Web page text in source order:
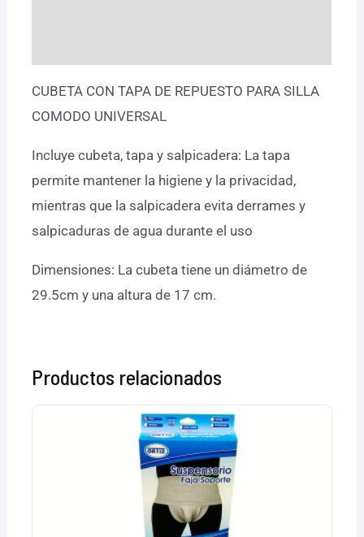
CUBETA CON TAPA DE REPUESTO PARA SILLA
COMODO UNIVERSAL
Incluye cubeta, tapa y salpicadera: La tapa
permite mantener la higiene y la privacidad,
mientras que la salpicadera evita derrames y
salpicaduras de agua durante el uso
Dimensiones: La cubeta tiene un diámetro de
29.5cm y una altura de 17 cm.
Productos relacionados